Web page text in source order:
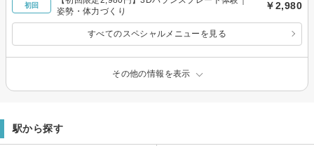
初回
姿勢・体力づくり
￥2,980
すべてのスペシャルメニューを見る
その他の情報を表示
駅から探す